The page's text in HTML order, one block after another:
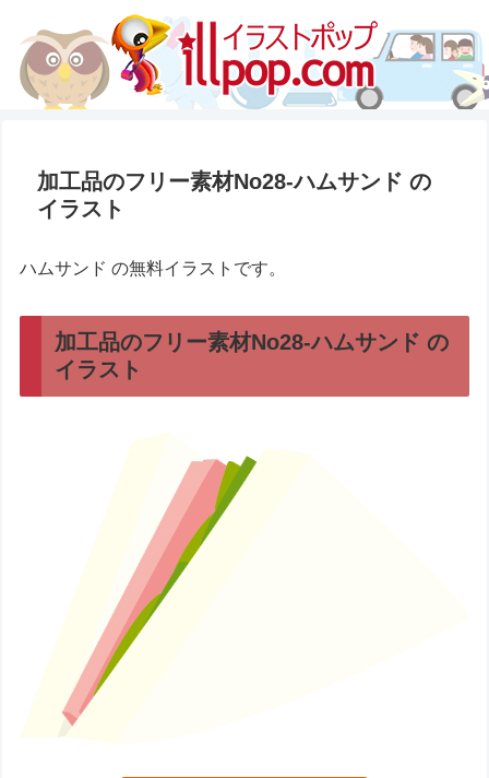
加工品のフリー素材No28-ハムサンド の
イラスト
ハムサンド の無料イラストです。
加工品のフリー素材No28-ハムサンド の
イラスト